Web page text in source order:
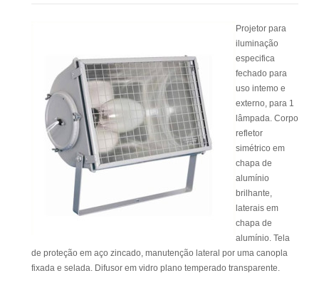
Projetor para
iluminação
especifica
fechado para
uso intemo e
externo, para 1
lâmpada. Corpo
refletor
simétrico em
chapa de
alumínio
brilhante,
laterais em
chapa de
alumínio. Tela
de proteção em aço zincado, manutenção lateral por uma canopla
fixada e selada. Difusor em vidro plano temperado transparente.